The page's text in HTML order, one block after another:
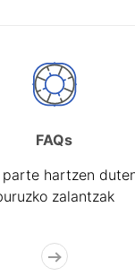
FAQs
hartzen
zalantzak